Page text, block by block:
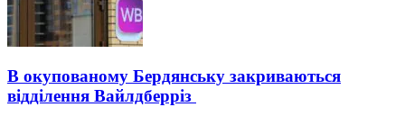
В окупованому Бердянську закриваються
відділення Вайлдберріз